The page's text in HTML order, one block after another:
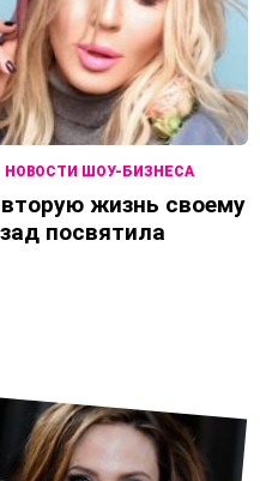
НОВОСТИ ШОУ-БИЗНЕСА
жизнь своему
посвятила